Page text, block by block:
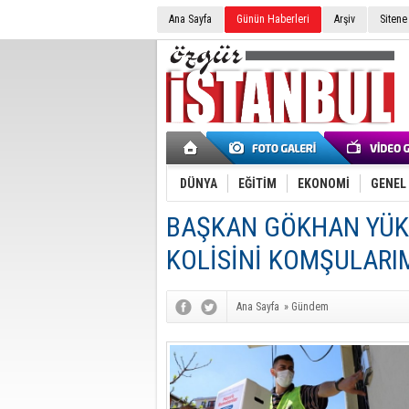
Ana Sayfa Günün Haberleri Arşiv
DÜNYA EĞİTİM EKONOMİ GENEL
BAŞKAN GÖKHAN
KOLİSİNİ
Ana Sayfa » Gündem